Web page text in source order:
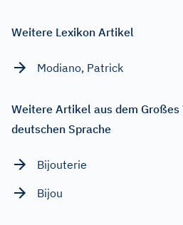
Weitere Lexikon Artikel
Modiano, Patrick
Weitere Artikel aus dem
deutschen Sprache
Bijouterie
Bijou